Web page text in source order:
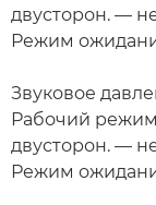
двусторон. —
Режим
Звуковое
Рабочий
двусторон. —
Режим